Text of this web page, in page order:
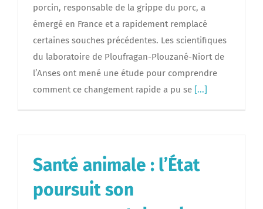
porcin, responsable de la grippe du porc, a
émergé en France et a rapidement remplacé
certaines souches précédentes. Les scientifiques
du laboratoire de Ploufragan-Plouzané-Niort de
l’Anses ont mené une étude pour comprendre
comment ce changement rapide a pu se [...]
Santé animale : l’État
poursuit son